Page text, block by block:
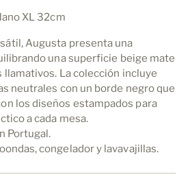
XL 32cm
Augusta presenta una
una superficie beige mate
llamativos. La colección incluye
neutrales con un borde negro que
los diseños estampados para
a cada mesa.
Portugal.
congelador y lavavajillas.